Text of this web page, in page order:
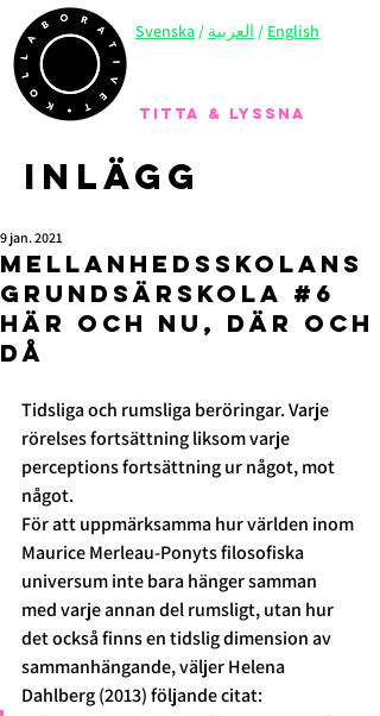
TITTA & LYSSNA
Svenska / العربية / English
Inlägg
Mellanhedsskolans
grundsärskola #6
Här och nu, där och
då
9 jan. 2021
Tidsliga och rumsliga beröringar. Varje
rörelses fortsättning liksom varje
perceptions fortsättning ur något, mot
något.
För att uppmärksamma hur världen inom
Maurice Merleau-Ponyts filosofiska
universum inte bara hänger samman
med varje annan del rumsligt, utan hur
det också finns en tidslig dimension av
sammanhängande, väljer Helena
Dahlberg (2013) följande citat: